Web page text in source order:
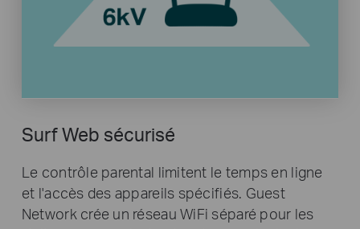
Surf Web sécurisé
Le contrôle parental limitent le temps en ligne
et l'accès des appareils spécifiés. Guest
Network crée un réseau WiFi séparé pour les